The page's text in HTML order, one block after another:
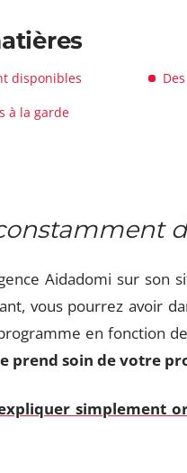
disponibles
à la garde
Aidadomi sur son
vous pourrez avoir
en fonction
prend soin de votre
simplement